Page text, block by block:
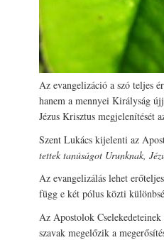
Az evangelizáció a szó teljes
hanem a mennyei Királyság
Jézus Krisztus megjelenítését
Szent Lukács kijelenti az
tettek tanúságot Urunknak,
Az evangelizálás lehet
függ e két pólus közti
Az Apostolok
szavak megelőzik a